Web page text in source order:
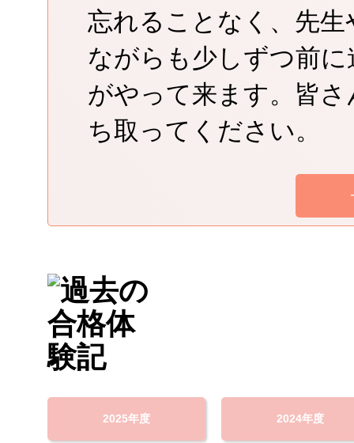
忘れることなく、先
ながらも少しずつ前
がやって来ます。皆
ち取ってください。
2025年度 2024年度